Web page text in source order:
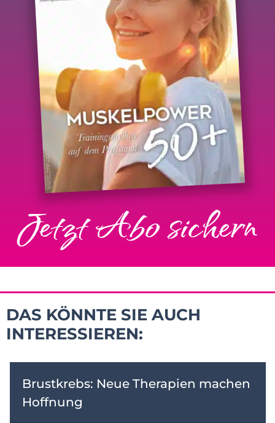
Jetzt Abo sichern
DAS KÖNNTE SIE AUCH
INTERESSIEREN:
Brustkrebs: Neue Therapien machen
Hoffnung